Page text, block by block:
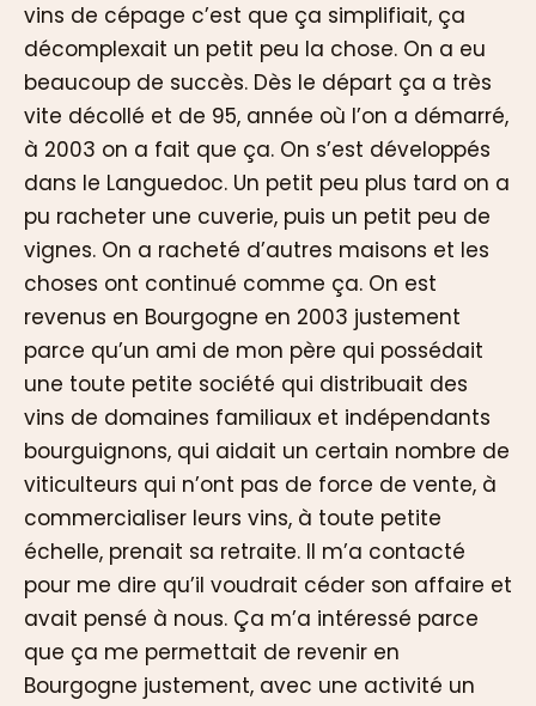
vins de cépage c’est que ça simplifiait, ça
décomplexait un petit peu la chose. On a eu
beaucoup de succès. Dès le départ ça a très
vite décollé et de 95, année où l’on a démarré,
à 2003 on a fait que ça. On s’est développés
dans le Languedoc. Un petit peu plus tard on a
pu racheter une cuverie, puis un petit peu de
vignes. On a racheté d’autres maisons et les
choses ont continué comme ça. On est
revenus en Bourgogne en 2003 justement
parce qu’un ami de mon père qui possédait
une toute petite société qui distribuait des
vins de domaines familiaux et indépendants
bourguignons, qui aidait un certain nombre de
viticulteurs qui n’ont pas de force de vente, à
commercialiser leurs vins, à toute petite
échelle, prenait sa retraite. Il m’a contacté
pour me dire qu’il voudrait céder son affaire et
avait pensé à nous. Ça m’a intéressé parce
que ça me permettait de revenir en
Bourgogne justement, avec une activité un